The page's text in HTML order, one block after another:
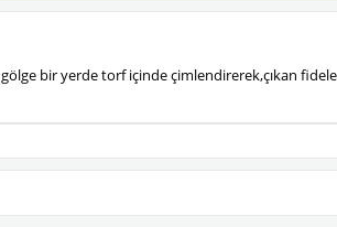
gölge bir yerde torf içinde çimlendirerek,çıkan